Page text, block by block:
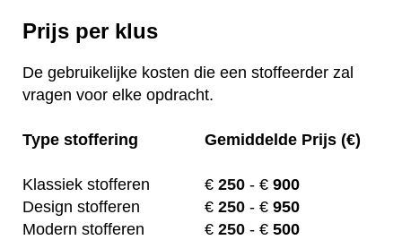
Prijs per klus
De gebruikelijke kosten die een stoffeerder zal
vragen voor elke opdracht.
Type stoffering Gemiddelde Prijs (€)
Klassiek stofferen € 250 - € 900
Design stofferen
€ 250 - € 950
Modern stofferen
€ 250 - € 500